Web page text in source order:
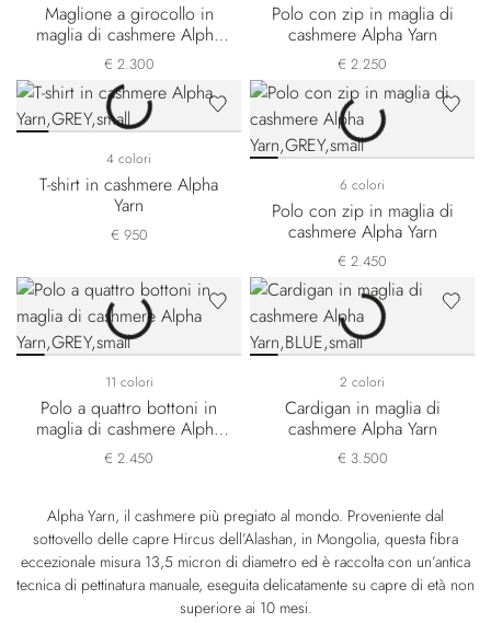
Maglione a girocollo in
maglia di cashmere Alpha
Yarn
€ 2.300
Polo con zip in maglia di
cashmere Alpha Yarn
€ 2.250
4 colori
T-shirt in cashmere Alpha
Yarn
€ 950
6 colori
Polo con zip in maglia di
cashmere Alpha Yarn
€ 2.450
11 colori
Polo a quattro bottoni in
maglia di cashmere Alpha
Yarn
€ 2.450
2 colori
Cardigan in maglia di
cashmere Alpha Yarn
€ 3.500
Alpha Yarn, il cashmere più pregiato al mondo. Proveniente dal
sottovello delle capre Hircus dell’Alashan, in Mongolia, questa fibra
eccezionale misura 13,5 micron di diametro ed è raccolta con un’antica
tecnica di pettinatura manuale, eseguita delicatamente su capre di età non
superiore ai 10 mesi.